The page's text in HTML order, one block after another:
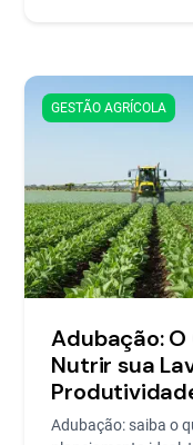
GESTÃO AGRÍCOLA
Adubação:
Nutrir sua
Adubação: saiba o